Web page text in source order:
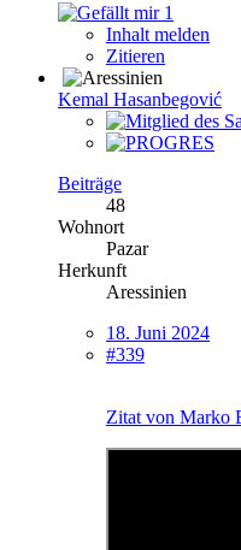
1
Inhalt melden
Zitieren
Kemal Hasanbegović
Beiträge
48
Wohnort
Pazar
Herkunft
Aressinien
18. Juni 2024
#339
Zitat von Marko